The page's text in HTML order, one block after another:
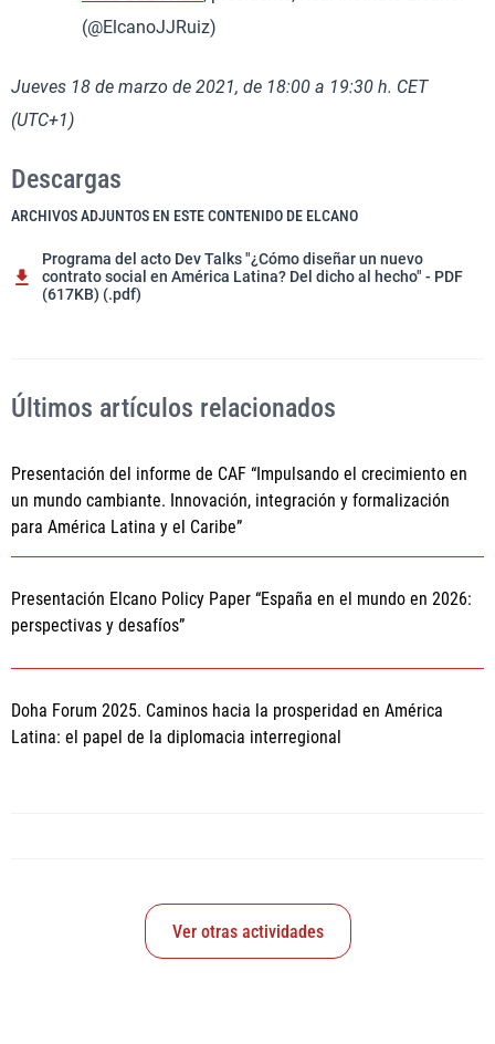
(@ElcanoJJRuiz)
Jueves 18 de marzo de 2021, de 18:00 a 19:30 h. CET
(UTC+1)
Descargas
ARCHIVOS ADJUNTOS EN ESTE CONTENIDO DE ELCANO
Programa del acto Dev Talks "¿Cómo diseñar un nuevo
contrato social en América Latina? Del dicho al hecho" - PDF
(617KB) (.pdf)
Últimos artículos relacionados
Presentación del informe de CAF “Impulsando el crecimiento en
un mundo cambiante. Innovación, integración y formalización
para América Latina y el Caribe”
Presentación Elcano Policy Paper “España en el mundo en 2026:
perspectivas y desafíos”
Doha Forum 2025. Caminos hacia la prosperidad en América
Latina: el papel de la diplomacia interregional
Ver otras actividades